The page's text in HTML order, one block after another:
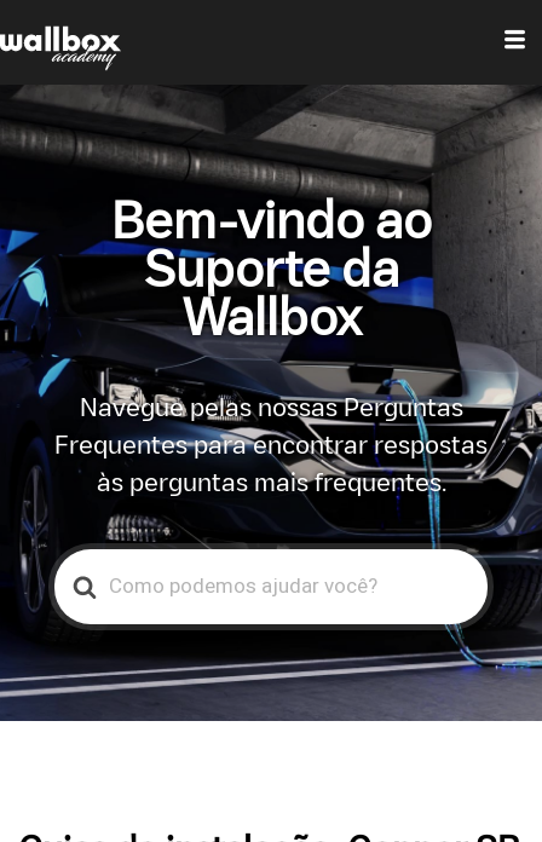
Bem-vindo ao
Suporte da
Wallbox
Navegue pelas nossas Perguntas
Frequentes para encontrar respostas
às perguntas mais frequentes.
Search
For